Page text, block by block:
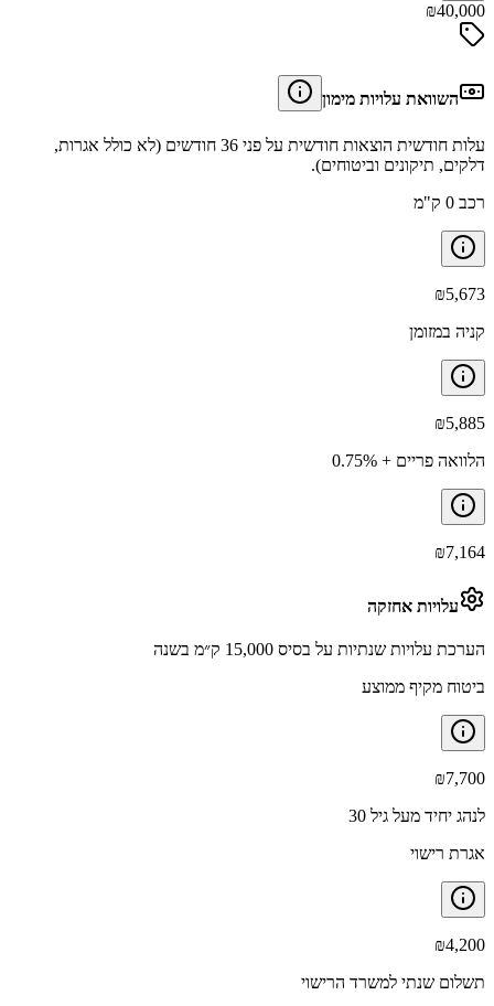
₪40,000
השוואת עלויות מימון
עלות חודשית הוצאות חודשית על פני 36 חודשים (לא כולל אגרות,
דלקים, תיקונים וביטוחים).
רכב 0 ק"מ
₪5,673
קניה במזומן
₪5,885
הלוואה פריים + 0.75%
₪7,164
עלויות אחזקה
הערכת עלויות שנתיות על בסיס 15,000 ק״מ בשנה
ביטוח מקיף ממוצע
₪7,700
לנהג יחיד מעל גיל 30
אגרת רישוי
₪4,200
תשלום שנתי למשרד הרישוי